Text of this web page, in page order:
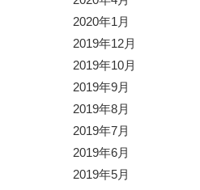
2020年1月
2019年12月
2019年10月
2019年9月
2019年8月
2019年7月
2019年6月
2019年5月